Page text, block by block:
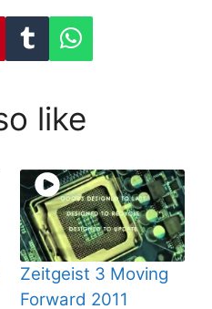
like
Zeitgeist 3 Moving
Forward 2011